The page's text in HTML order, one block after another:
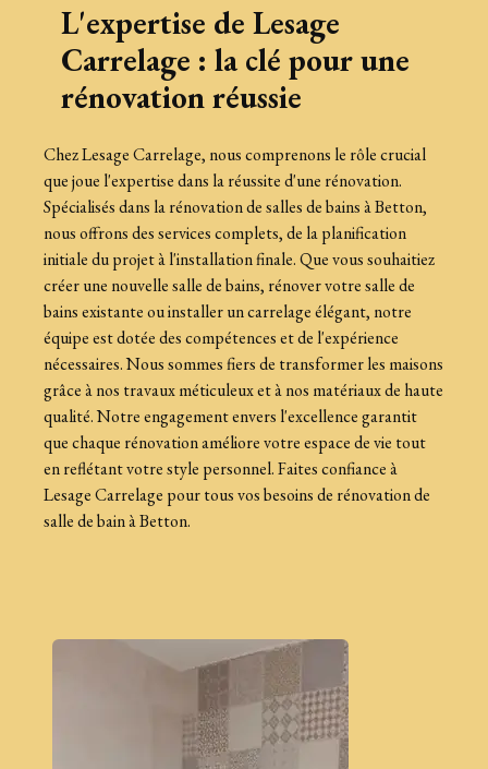
L'expertise de Lesage
Carrelage : la clé pour une
rénovation réussie
Chez Lesage Carrelage, nous comprenons le rôle crucial
que joue l'expertise dans la réussite d'une rénovation.
Spécialisés dans la rénovation de salles de bains à Betton,
nous offrons des services complets, de la planification
initiale du projet à l'installation finale. Que vous souhaitiez
créer une nouvelle salle de bains, rénover votre salle de
bains existante ou installer un carrelage élégant, notre
équipe est dotée des compétences et de l'expérience
nécessaires. Nous sommes fiers de transformer les maisons
grâce à nos travaux méticuleux et à nos matériaux de haute
qualité. Notre engagement envers l'excellence garantit
que chaque rénovation améliore votre espace de vie tout
en reflétant votre style personnel. Faites confiance à
Lesage Carrelage pour tous vos besoins de rénovation de
salle de bain à Betton.